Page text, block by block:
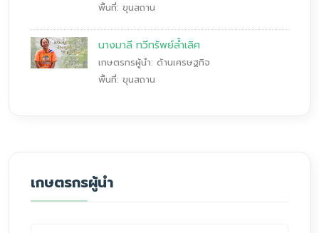
พื้นที่: ขุนสถาน
นางมาลี ทวีทรัพย์ล้ำเลิศ
เกษตรกรผู้นำ: ด้านเศรษฐกิจ
พื้นที่: ขุนสถาน
เกษตรกรผู้นำ